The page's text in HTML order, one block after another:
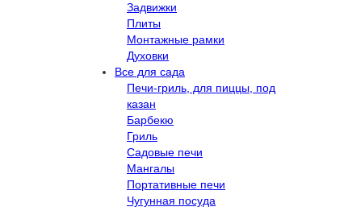
Задвижки
Плиты
Монтажные рамки
Духовки
Все для сада
Печи-гриль, для пиццы, под
казан
Барбекю
Гриль
Садовые печи
Мангалы
Портативные печи
Чугунная посуда